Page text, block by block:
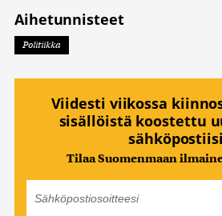
Aihetunnisteet
Politiikka
Viidesti viikossa
sisällöistä koostettu
Tilaa Suomenmaan